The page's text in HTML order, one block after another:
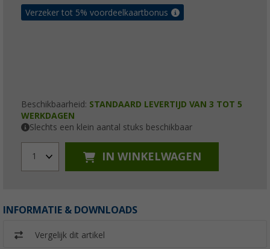
Verzeker tot 5% voordeelkaartbonus
Beschikbaarheid: STANDAARD LEVERTIJD VAN 3 TOT 5
WERKDAGEN
Slechts een klein aantal stuks beschikbaar
1 IN WINKELWAGEN
INFORMATIE & DOWNLOADS
Vergelijk dit artikel